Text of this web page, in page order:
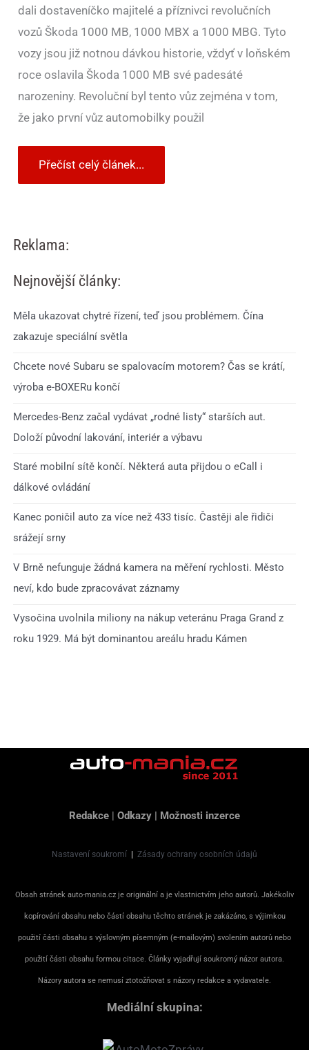
dali dostaveníčko majitelé a příznivci revolučních
vozů Škoda 1000 MB, 1000 MBX a 1000 MBG. Tyto
vozy jsou již notnou dávkou historie, vždyť v loňském
roce oslavila Škoda 1000 MB své padesáté
narozeniny. Revoluční byl tento vůz zejména v tom,
že jako první vůz automobilky použil
Přečíst celý článek...
Reklama:
Nejnovější články:
Měla ukazovat chytré řízení, teď jsou problémem. Čína
zakazuje speciální světla
Chcete nové Subaru se spalovacím motorem? Čas se krátí,
výroba e-BOXERu končí
Mercedes-Benz začal vydávat „rodné listy“ starších aut.
Doloží původní lakování, interiér a výbavu
Staré mobilní sítě končí. Některá auta přijdou o eCall i
dálkové ovládání
Kanec poničil auto za více než 433 tisíc. Častěji ale řidiči
srážejí srny
V Brně nefunguje žádná kamera na měření rychlosti. Město
neví, kdo bude zpracovávat záznamy
Vysočina uvolnila miliony na nákup veteránu Praga Grand z
roku 1929. Má být dominantou areálu hradu Kámen
Redakce | Odkazy | Možnosti inzerce
Nastavení soukromí | Zásady ochrany osobních údajů
Obsah stránek auto-mania.cz je originální a je vlastnictvím jeho autorů. Jakékoliv
kopírování obsahu nebo částí obsahu těchto stránek je zakázáno, s výjimkou
použití části obsahu s výslovným písemným (e-mailovým) svolením autorů nebo
použití části obsahu formou citace. Články vyjadřují soukromý názor autora.
Názory autora se nemusí ztotožňovat s názory redakce a vydavatele.
Mediální skupina: